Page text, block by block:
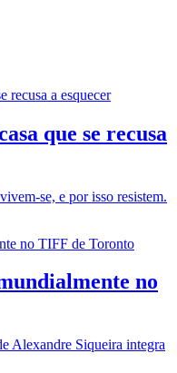
que se recusa
se, e por isso resistem.
no
Alexandre Siqueira integra